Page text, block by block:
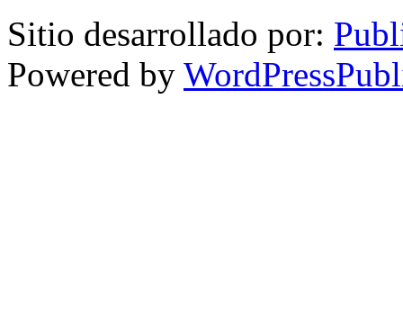
Sitio desarrollado por:
Powered by